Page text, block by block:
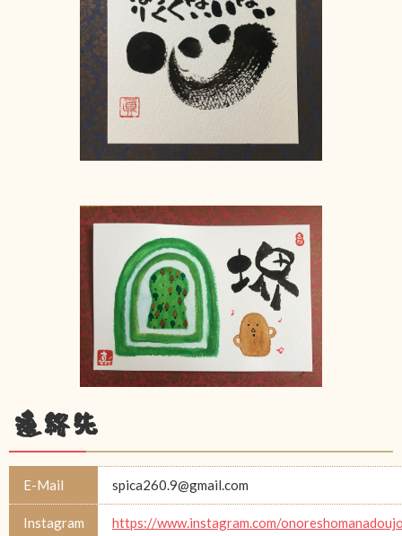
連絡先
E-Mail spica260.9@gmail.com
Instagram https://www.instagram.com/